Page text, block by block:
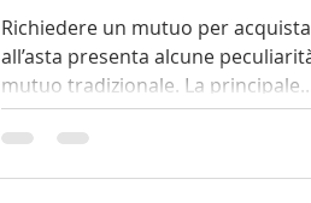
Richiedere un mutuo per
all’asta presenta alcune peculiarità rispetto a un
mutuo tradizionale. La